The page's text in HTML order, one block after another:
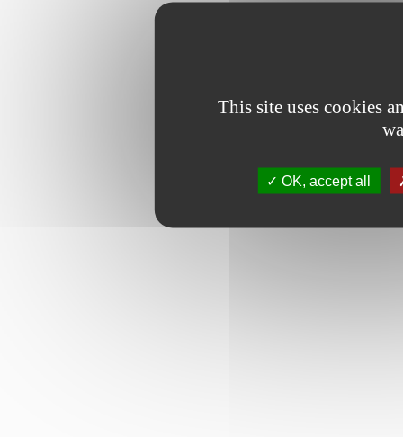
This site uses cookies
OK, accept all